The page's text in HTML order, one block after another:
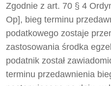
Zgodnie z art. 70 § 4
Op], bieg terminu
podatkowego zostaje
zastosowania środka
podatnik został
terminu przedawnienia